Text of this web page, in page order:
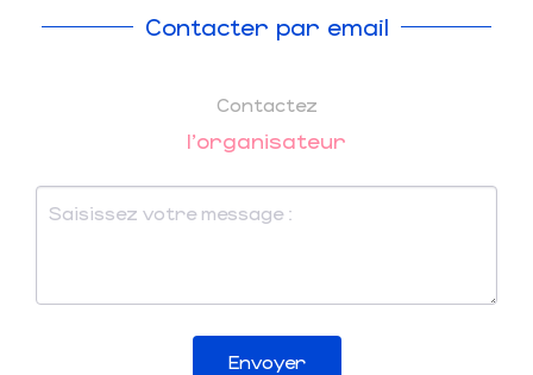
Contacter par email
Contactez
l'organisateur
Envoyer